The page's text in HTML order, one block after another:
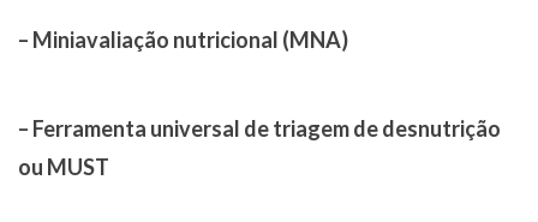
– Miniavaliação nutricional (MNA)
– Ferramenta universal de triagem de desnutrição
ou MUST